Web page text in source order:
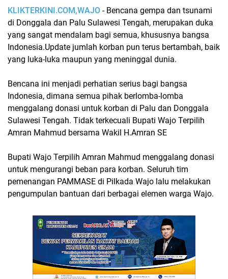
KLIKTERKINI.COM,WAJO - Bencana gempa dan tsunami
di Donggala dan Palu Sulawesi Tengah, merupakan duka
yang sangat mendalam bagi semua, khususnya bangsa
Indonesia.Update jumlah korban pun terus bertambah, baik
yang luka-luka maupun yang meninggal dunia.
Bencana ini menjadi perhatian serius bagi bangsa
Indonesia, dimana semua pihak berlomba-lomba
menggalang donasi untuk korban di Palu dan Donggala
Sulawesi Tengah. Tidak terkecuali Bupati Wajo Terpilih
Amran Mahmud bersama Wakil H.Amran SE
Bupati Wajo Terpilih Amran Mahmud menggalang donasi
untuk mengurangi beban para korban. Seluruh tim
pemenangan PAMMASE di Pilkada Wajo lalu melakukan
pengumpulan bantuan dari berbagai elemen warga Wajo.